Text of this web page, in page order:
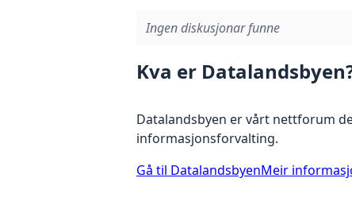
Ingen diskusjonar funne
Kva er
Datalandsbyen er vårt nettforum
informasjonsforvalting.
Gå til DatalandsbyenMeir